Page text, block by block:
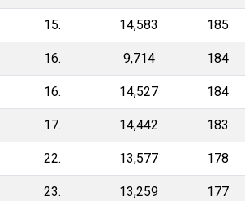
15. 14,583 185
16. 9,714 184
16. 14,527 184
17. 14,442 183
22. 13,577 178
23. 13,259 177